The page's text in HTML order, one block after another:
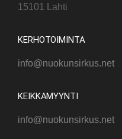
15101 Lahti
KERHOTOIMINTA
info@nuokunsirkus.net
KEIKKAMYYNTI
info@nuokunsirkus.net